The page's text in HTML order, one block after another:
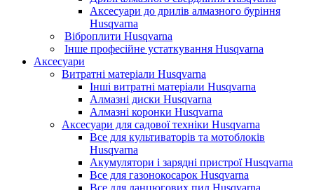
Аксесуари до дрилів алмазного буріння
Husqvarna
Віброплити Husqvarna
Інше професійне устаткування Husqvarna
Аксесуари
Витратні матеріали Husqvarna
Інші витратні матеріали Husqvarna
Алмазні диски Husqvarna
Алмазні коронки Husqvarna
Аксесуари для садової техніки Husqvarna
Все для культиваторів та мотоблоків
Husqvarna
Акумулятори і зарядні пристрої Husqvarna
Все для газонокосарок Husqvarna
Все для ланцюгових пил Husqvarna